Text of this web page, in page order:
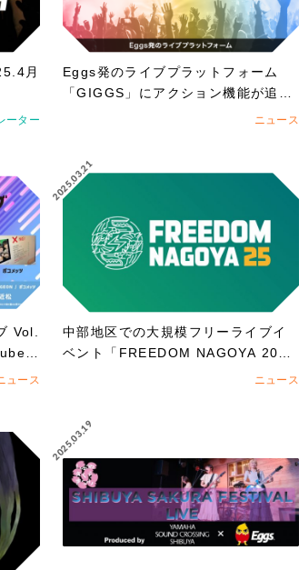
月
ーター
Eggs発のライブプラットフォーム
「GIGGS」にアクション機能が追
ニュース
Vol.
で
ュース
2025.03.21
中部地区での大規模フリーライブイ
ベント「FREEDOM NAGOYA 202
5」への出演を賭けたオーディション
ニュース
2025.03.19